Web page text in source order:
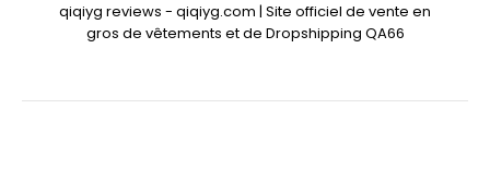
qiqiyg reviews - qiqiyg.com | Site officiel de vente en
gros de vêtements et de Dropshipping QA66